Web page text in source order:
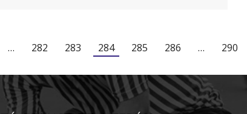
… 282 283 284 285 286 … 290